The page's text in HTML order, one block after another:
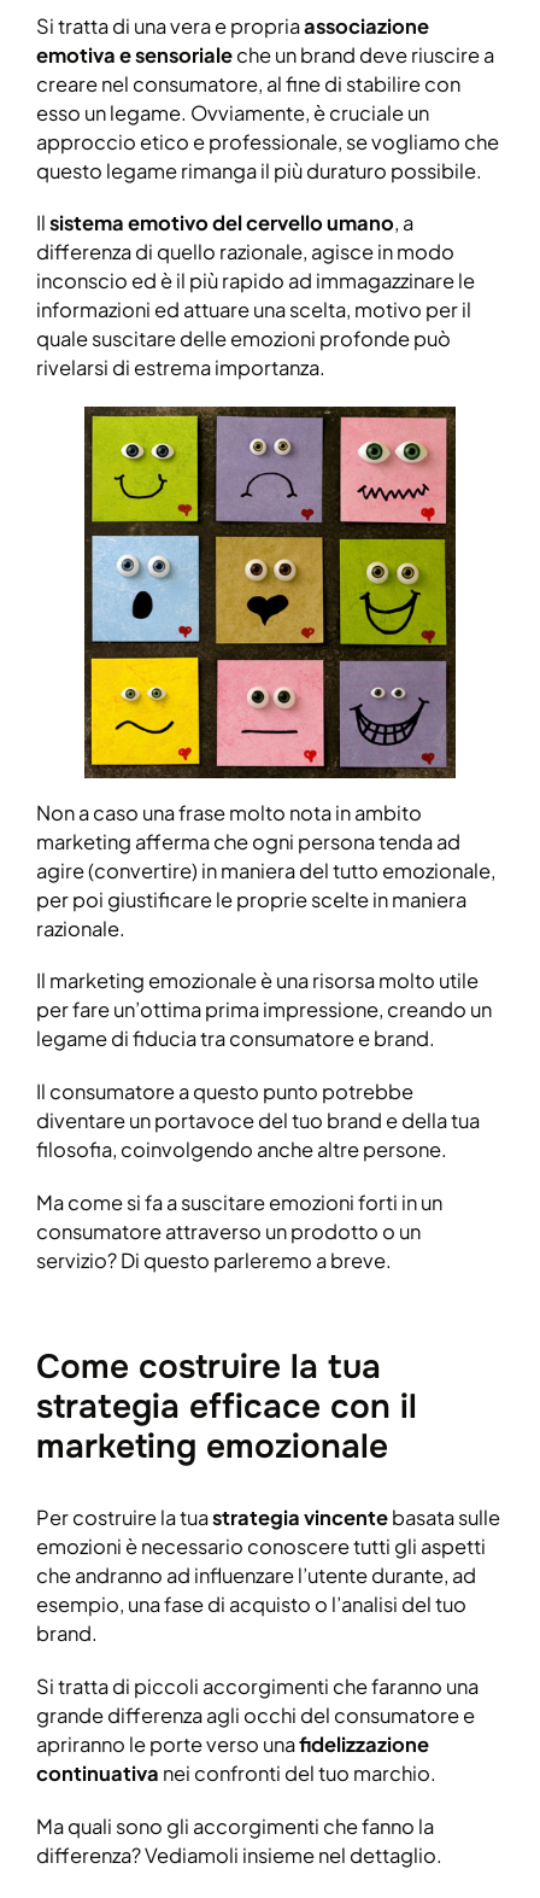
Si tratta di una vera e propriaassociazione
emotiva e sensorialeche un brand deve riuscire a
creare nel consumatore, al fine di stabilire con
esso un legame. Ovviamente, è cruciale un
approccio etico e professionale, se vogliamo che
questo legame rimanga il più duraturo possibile.
Ilsistema emotivo del cervello umano, a
differenza di quello razionale, agisce in modo
inconscio ed è il più rapido ad immagazzinare le
informazioni ed attuare una scelta, motivo per il
quale suscitare delle emozioni profonde può
rivelarsi di estrema importanza.
Non a caso una frase molto nota in ambito
marketing afferma che ogni persona tenda ad
agire (convertire) in maniera del tutto emozionale,
per poi giustificare le proprie scelte in maniera
razionale.
Il marketing emozionale è una risorsa molto utile
per fare un’ottima prima impressione, creando un
legame di fiducia tra consumatore e brand.
Il consumatore a questo punto potrebbe
diventare un portavoce del tuo brand e della tua
filosofia, coinvolgendo anche altre persone.
Ma come si fa a suscitare emozioni forti in un
consumatore attraverso un prodotto o un
servizio? Di questo parleremo a breve.
Come costruire la tua
strategia efficace con il
marketing emozionale
Per costruire la tuastrategia vincentebasata sulle
emozioni è necessario conoscere tutti gli aspetti
che andranno ad influenzare l’utente durante, ad
esempio, una fase di acquisto o l’analisi del tuo
brand.
Si tratta di piccoli accorgimenti che faranno una
grande differenza agli occhi del consumatore e
apriranno le porte verso unafidelizzazione
continuativa nei confronti del tuo marchio.
Ma quali sono gli accorgimenti che fanno la
differenza? Vediamoli insieme nel dettaglio.